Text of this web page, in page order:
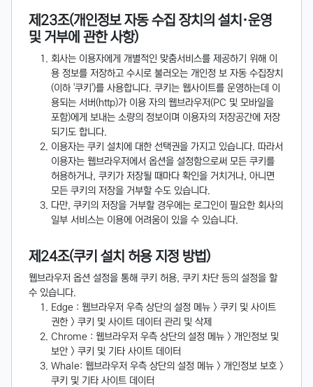
제23조(개인정보 자동 수집 장치의 설치·운영
및 거부에 관한 사항)
회사는 이용자에게 개별적인 맞춤서비스를 제공하기 위해 이
용 정보를 저장하고 수시로 불러오는 개인정 보 자동 수집장치
(이하 '쿠키')를 사용합니다. 쿠키는 웹사이트를 운영하는데 이
용되는 서버(http)가 이용 자의 웹브라우저(PC 및 모바일을
포함)에게 보내는 소량의 정보이며 이용자의 저장공간에 저장
되기도 합니다.
이용자는 쿠키 설치에 대한 선택권을 가지고 있습니다. 따라서
이용자는 웹브라우저에서 옵션을 설정함으로써 모든 쿠키를
허용하거나, 쿠키가 저장될 때마다 확인을 거치거나, 아니면
모든 쿠키의 저장을 거부할 수도 있습니다.
다만, 쿠키의 저장을 거부할 경우에는 로그인이 필요한 회사의
일부 서비스는 이용에 어려움이 있을 수 있습니다.
제24조(쿠키 설치 허용 지정 방법)
웹브라우저 옵션 설정을 통해 쿠키 허용, 쿠키 차단 등의 설정을 할
수 있습니다.
Edge : 웹브라우저 우측 상단의 설정 메뉴 > 쿠키 및 사이트
권한 > 쿠키 및 사이트 데이터 관리 및 삭제
Chrome : 웹브라우저 우측 상단의 설정 메뉴 > 개인정보 및
보안 > 쿠키 및 기타 사이트 데이터
Whale: 웹브라우저 우측 상단의 설정 메뉴 > 개인정보 보호 >
쿠키 및 기타 사이트 데이터